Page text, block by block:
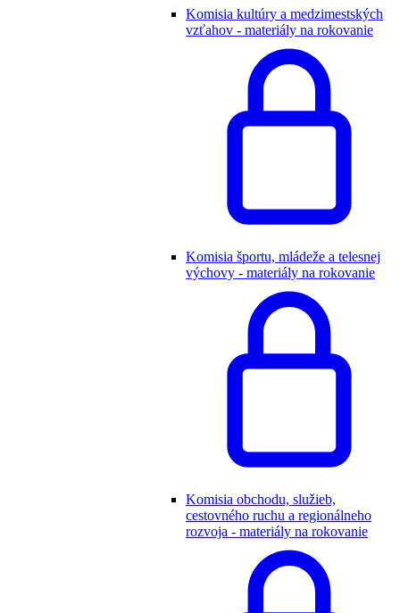
Komisia kultúry a medzimestských
vzťahov - materiály na rokovanie
Komisia športu, mládeže a telesnej
výchovy - materiály na rokovanie
Komisia obchodu, služieb,
cestovného ruchu a regionálneho
rozvoja - materiály na rokovanie